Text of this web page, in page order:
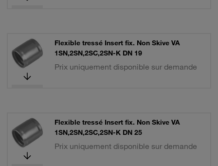
Flexible tressé Insert fix. Non Skive VA
1SN,2SN,2SC,2SN-K DN 19
Prix uniquement disponible sur demande
Flexible tressé Insert fix. Non Skive VA
1SN,2SN,2SC,2SN-K DN 25
Prix uniquement disponible sur demande